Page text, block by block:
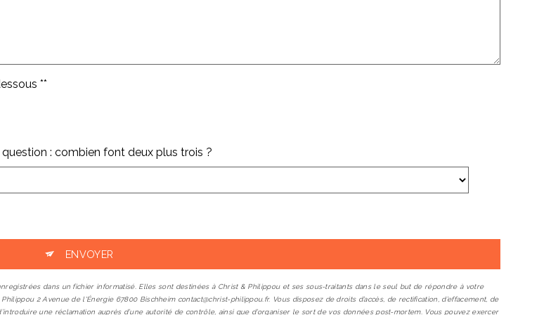
**
: combien font deux plus trois ?
ENVOYER
dans un fichier informatisé. Elles sont destinées à Christ & Philippou et ses sous-traitants dans le seul but de répondre à votre
2 Avenue de l'Énergie 67800 Bischheim contact@christ-philippou.fr. Vous disposez de droits d’accès, de rectification, d’effacement, de
une réclamation auprès d’une autorité de contrôle, ainsi que d’organiser le sort de vos données post-mortem. Vous pouvez exercer